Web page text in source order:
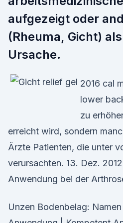
aufgezeigt oder
(Rheuma, Gicht)
Ursache.
2016 cal
lower
zu
erreicht wird, sondern
Ärzte Patienten, die unter
verursachten. 13. Dez.
Anwendung bei der
Unzen Bodenbelag: